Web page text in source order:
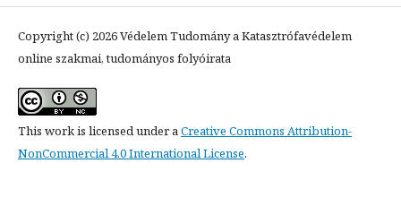
Copyright (c) 2026 Védelem Tudomány a Katasztrófavédelem
online szakmai, tudományos folyóirata
This work is licensed under aCreative Commons Attribution-
NonCommercial 4.0 International License.